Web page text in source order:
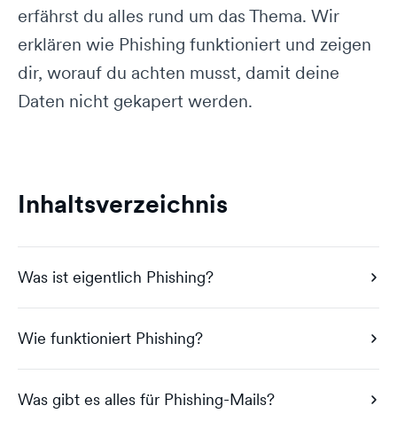
erfährst du alles rund um das Thema. Wir
erklären wie Phishing funktioniert und zeigen
dir, worauf du achten musst, damit deine
Daten nicht gekapert werden.
Inhaltsverzeichnis
Was ist eigentlich Phishing?
Wie funktioniert Phishing?
Was gibt es alles für Phishing-Mails?